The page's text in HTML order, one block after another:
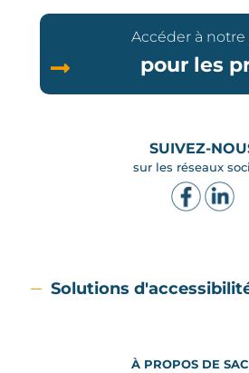
Accéder à notre
pour les
SUIVEZ-
sur les réseaux
Solutions
À PROPOS DE